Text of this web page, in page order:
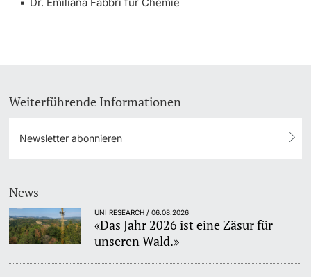
Weiterführende Informationen
Newsletter abonnieren
News
UNI RESEARCH / 06.08.2026
«Das Jahr 2026 ist eine Zäsur für
unseren Wald.»